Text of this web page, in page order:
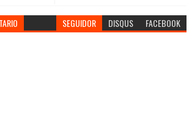
SEGUIDOR DISQUS FACEBOOK